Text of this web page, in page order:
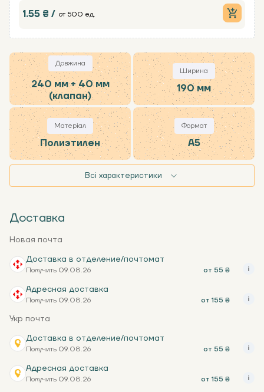
1.55 ₴ / от 500 ед.
Довжина
240 мм + 40 мм
(клапан)
Ширина
190 мм
Матеріал
Полиэтилен
Формат
А5
Всі характеристики
Доставка
Новая почта
Доставка в отделение/почтомат
Получить 09.08.26 от 55 ₴
Адресная доставка
Получить 09.08.26 от 155 ₴
Укр почта
Доставка в отделение/почтомат
Получить 09.08.26 от 55 ₴
Адресная доставка
Получить 09.08.26 от 155 ₴